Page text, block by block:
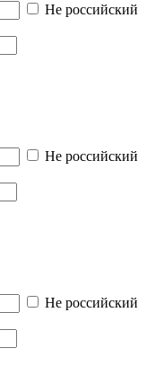
Не российский
Не российский
Не российский